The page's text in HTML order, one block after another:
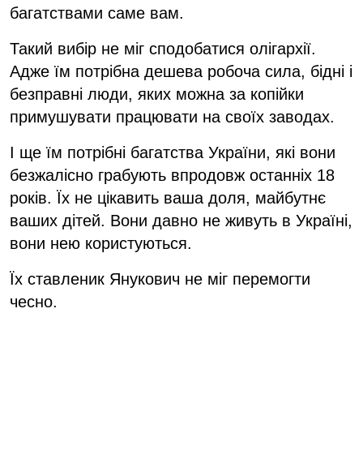
багатствами саме вам.
Такий вибір не міг сподобатися олігархії.
Адже їм потрібна дешева робоча сила, бідні і
безправні люди, яких можна за копійки
примушувати працювати на своїх заводах.
І ще їм потрібні багатства України, які вони
безжалісно грабують впродовж останніх 18
років. Їх не цікавить ваша доля, майбутнє
ваших дітей. Вони давно не живуть в Україні,
вони нею користуються.
Їх ставленик Янукович не міг перемогти
чесно.